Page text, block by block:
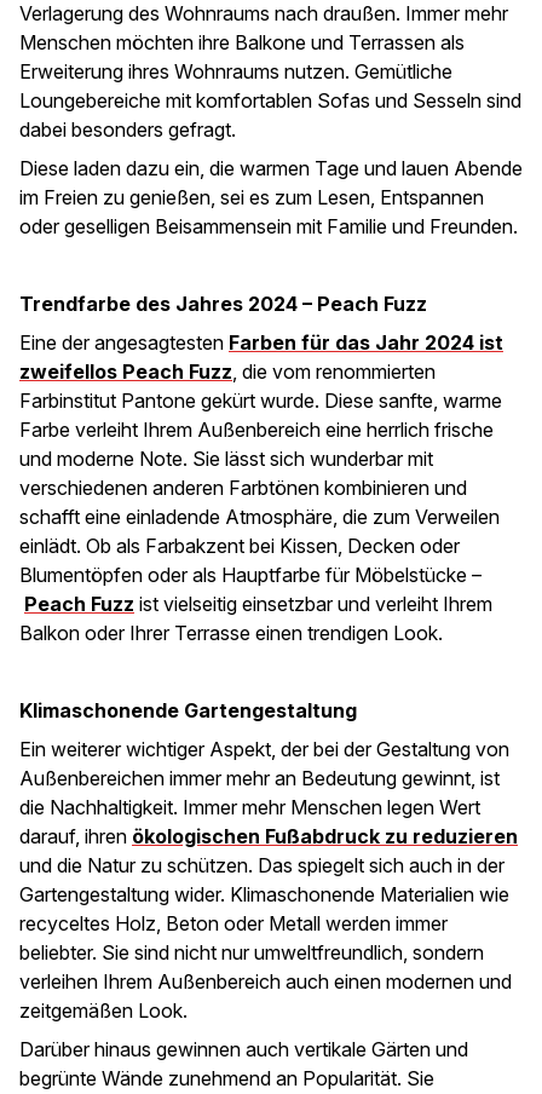
Verlagerung des Wohnraums nach draußen. Immer mehr
Menschen möchten ihre Balkone und Terrassen als
Erweiterung ihres Wohnraums nutzen. Gemütliche
Loungebereiche mit komfortablen Sofas und Sesseln sind
dabei besonders gefragt.
Diese laden dazu ein, die warmen Tage und lauen Abende
im Freien zu genießen, sei es zum Lesen, Entspannen
oder geselligen Beisammensein mit Familie und Freunden.
Trendfarbe des Jahres 2024 – Peach Fuzz
Eine der angesagtesten Farben für das Jahr 2024 ist
zweifellos Peach Fuzz, die vom renommierten
Farbinstitut Pantone gekürt wurde. Diese sanfte, warme
Farbe verleiht Ihrem Außenbereich eine herrlich frische
und moderne Note. Sie lässt sich wunderbar mit
verschiedenen anderen Farbtönen kombinieren und
schafft eine einladende Atmosphäre, die zum Verweilen
einlädt. Ob als Farbakzent bei Kissen, Decken oder
Blumentöpfen oder als Hauptfarbe für Möbelstücke –
Peach Fuzz ist vielseitig einsetzbar und verleiht Ihrem
Balkon oder Ihrer Terrasse einen trendigen Look.
Klimaschonende Gartengestaltung
Ein weiterer wichtiger Aspekt, der bei der Gestaltung von
Außenbereichen immer mehr an Bedeutung gewinnt, ist
die Nachhaltigkeit. Immer mehr Menschen legen Wert
darauf, ihren ökologischen Fußabdruck zu reduzieren
und die Natur zu schützen. Das spiegelt sich auch in der
Gartengestaltung wider. Klimaschonende Materialien wie
recyceltes Holz, Beton oder Metall werden immer
beliebter. Sie sind nicht nur umweltfreundlich, sondern
verleihen Ihrem Außenbereich auch einen modernen und
zeitgemäßen Look.
Darüber hinaus gewinnen auch vertikale Gärten und
begrünte Wände zunehmend an Popularität. Sie